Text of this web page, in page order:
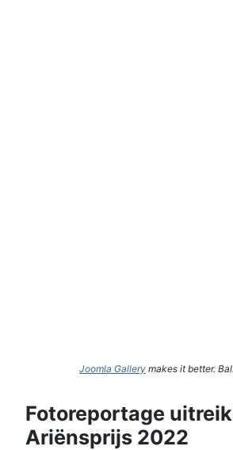
Joomla Gallery makes it better.
Fotoreportage
Ariënsprijs 2022